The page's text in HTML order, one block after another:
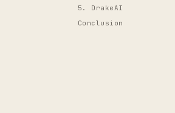
5. DrakeAI
Conclusion